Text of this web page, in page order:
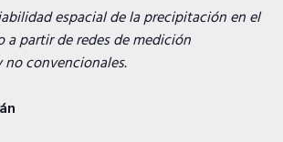
espacial de la precipitación en el
a partir de redes de medición
convencionales.